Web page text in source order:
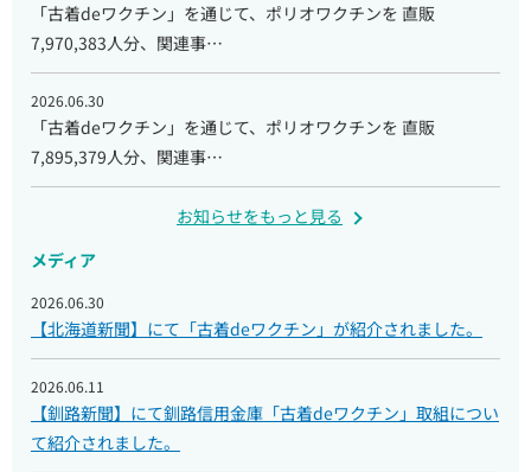
「古着deワクチン」を通じて、ポリオワクチンを 直販
7,970,383人分、関連事…
2026.06.30
「古着deワクチン」を通じて、ポリオワクチンを 直販
7,895,379人分、関連事…
お知らせをもっと見る
メディア
2026.06.30
【北海道新聞】にて「古着deワクチン」が紹介されました。
2026.06.11
【釧路新聞】にて釧路信用金庫「古着deワクチン」取組につい
て紹介されました。